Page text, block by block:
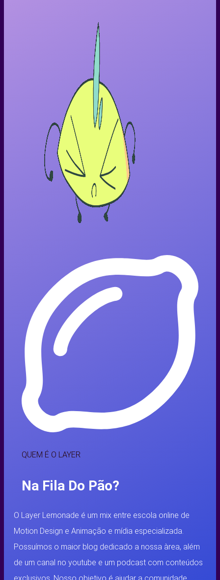
QUEM É O LAYER
Na Fila Do Pão?
O Layer Lemonade é um mix entre escola online de
Motion Design e Animação e mídia especializada.
Possuímos o maior blog dedicado a nossa àrea, além
de um canal no youtube e um podcast com conteúdos